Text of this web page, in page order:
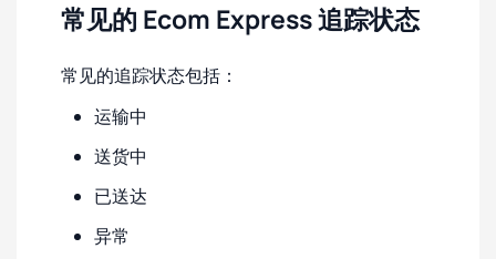
常见的 Ecom Express 追踪状态
常见的追踪状态包括：
运输中
送货中
已送达
异常